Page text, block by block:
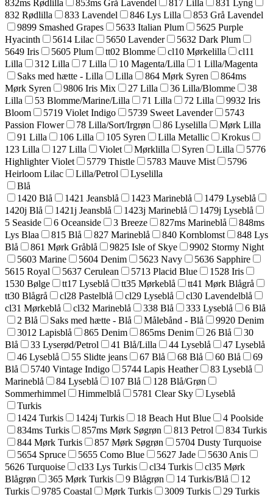
832ms Rødlilla 853ms Grå Lavendel 817 Lilla
831 Lyng
832 Rødlilla
833 Lavendel 846 Lys Lilla
853 Grå Lavendel
9899 Smashed Grapes
5633 Italian Plum
5625 Purple
Hyacinth
5614 Lilac 5650 Lavender
5632 Dark Plum
5649 Iris
5605 Plum tt02 Blomme cl10 Mørkelilla
cl11
Lilla
312 Lilla 7 Lilla 10 Magenta/Lilla
1 Lilla/Magenta
Saks med hætte - Lilla
Lilla 864 Mørk Syren
864ms
Mørk Syren
9806 Iris Mix 27 Lilla 36 Lilla/Blomme
38
Lilla
53 Blomme/Marine/Lilla 71 Lilla 72 Lilla
9932 Iris
Bloom
5719 Violet Indigo 5739 Sweet Lavender
5743
Passion Flower
78 Lilla/Sort/Irgrøn 86 Lyselilla
Mørk Lilla
91 Lilla
106 Lilla 105 Syren Lilla Metallic
Krokus
123 Lilla
127 Lilla Violet Mørklilla Syren Lilla
5776
Highlighter Violet
5779 Thistle 5783 Mauve Mist
5796
Heirloom Lilac
Lilla/Petrol
Lyselilla
Blå
1420 Blå
1421 Jeansblå 1423 Marineblå
1479 Lyseblå
1420j Blå
1421j Jeansblå 1423j Marineblå
1479j Lyseblå
5 Seaside
6 Oceanside 3 Breeze 827ms Marineblå
848ms
Lys Blaa
815 Blå 827 Marineblå 840 Kornblomst
848 Lys
Blå
861 Mørk Gråblå 9825 Isle of Skye
9902 Stormy Night
5603 Marine
5604 Denim 5623 Navy
5636 Sapphire
5615 Royal
5637 Cerulean 5713 Placid Blue
1528 Iris
1530 Bølge
tt17 Lyseblå tt35 Mørkeblå
tt41 Mørk Blågrå
tt30 Blågrå
cl28 Pastelblå cl29 Lyseblå
cl30 Lavendelblå
cl31 Mørkeblå
cl32 Marineblå 338 Blå 333 Lyseblå
6 Blå
2 Blå
Saks med hætte - Blå Målebånd - Blå
9920 Denim
3012 Lapisblå
865 Denim 865ms Denim 26 Blå
30
Blå
33 Lyserød/Petrol 41 Blå/Lilla 44 Lyseblå
47 Lyseblå
46 Lyseblå
55 Slidte jeans 67 Blå 68 Blå 60 Blå
69
Blå
5740 Vintage Indigo 5744 Lapis Heather
83 Lyseblå
Marineblå
84 Lyseblå 107 Blå
128 Blå/Grøn
Sommerhimmel
Himmelblå 5781 Clear Sky
Lyseblå
Turkis
1424 Turkis
1424j Turkis 18 Beach Hut Blue
4 Poolside
834ms Turkis
857ms Mørk Søgrøn 813 Petrol
834 Turkis
844 Mørk Turkis
857 Mørk Søgrøn
5704 Dusty Turquoise
5654 Spruce
5655 Como Blue 5627 Jade
5630 Anis
5626 Turquoise
cl33 Lys Turkis cl34 Turkis
cl35 Mørk
Blågrøn
365 Mørk Turkis 9 Blågrøn 14 Turkis/Blå
12
Turkis
9785 Coastal Mørk Turkis 3009 Turkis
29 Turkis